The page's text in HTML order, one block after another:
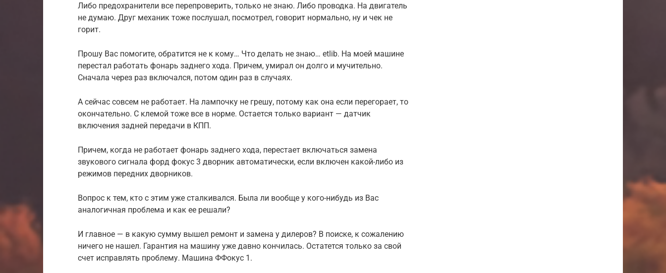
Либо предохранители все перепроверить, только не знаю. Либо проводка. На двигатель
не думаю. Друг механик тоже послушал, посмотрел, говорит нормально, ну и чек не
горит.
Прошу Вас помогите, обратится не к кому… Что делать не знаю… etlib. На моей машине
перестал работать фонарь заднего хода. Причем, умирал он долго и мучительно.
Сначала через раз включался, потом один раз в случаях.
А сейчас совсем не работает. На лампочку не грешу, потому как она если перегорает, то
окончательно. С клемой тоже все в норме. Остается только вариант — датчик
включения задней передачи в КПП.
Причем, когда не работает фонарь заднего хода, перестает включаться замена
звукового сигнала форд фокус 3 дворник автоматически, если включен какой-либо из
режимов передних дворников.
Вопрос к тем, кто с этим уже сталкивался. Была ли вообще у кого-нибудь из Вас
аналогичная проблема и как ее решали?
И главное — в какую сумму вышел ремонт и замена у дилеров? В поиске, к сожалению
ничего не нашел. Гарантия на машину уже давно кончилась. Остатется только за свой
счет исправлять проблему. Машина ФФокус 1.